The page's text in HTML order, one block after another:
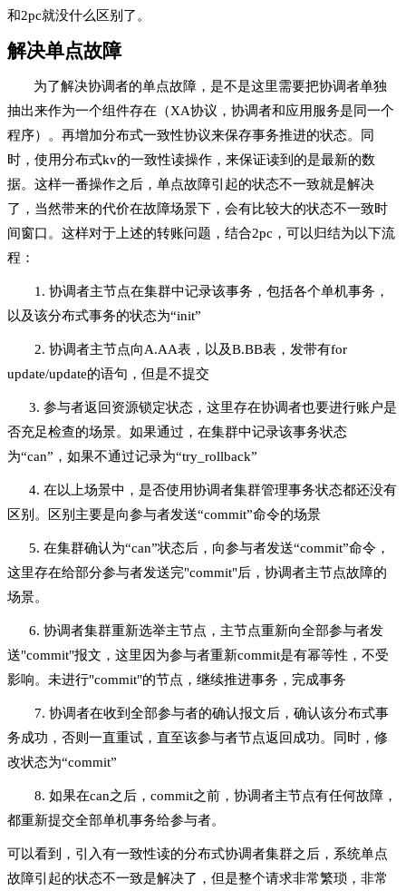
和2pc就没什么区别了。
解决单点故障
为了解决协调者的单点故障，是不是这里需要把协调者单独
抽出来作为一个组件存在（XA协议，协调者和应用服务是同一个
程序）。再增加分布式一致性协议来保存事务推进的状态。同
时，使用分布式kv的一致性读操作，来保证读到的是最新的数
据。这样一番操作之后，单点故障引起的状态不一致就是解决
了，当然带来的代价在故障场景下，会有比较大的状态不一致时
间窗口。这样对于上述的转账问题，结合2pc，可以归结为以下流
程：
1. 协调者主节点在集群中记录该事务，包括各个单机事务，
以及该分布式事务的状态为“init”
2. 协调者主节点向A.AA表，以及B.BB表，发带有for
update/update的语句，但是不提交
3. 参与者返回资源锁定状态，这里存在协调者也要进行账户是
否充足检查的场景。如果通过，在集群中记录该事务状态
为“can”，如果不通过记录为“try_rollback”
4. 在以上场景中，是否使用协调者集群管理事务状态都还没有
区别。区别主要是向参与者发送“commit”命令的场景
5. 在集群确认为“can”状态后，向参与者发送“commit”命令，
这里存在给部分参与者发送完"commit"后，协调者主节点故障的
场景。
6. 协调者集群重新选举主节点，主节点重新向全部参与者发
送"commit"报文，这里因为参与者重新commit是有幂等性，不受
影响。未进行"commit"的节点，继续推进事务，完成事务
7. 协调者在收到全部参与者的确认报文后，确认该分布式事
务成功，否则一直重试，直至该参与者节点返回成功。同时，修
改状态为“commit”
8. 如果在can之后，commit之前，协调者主节点有任何故障，
都重新提交全部单机事务给参与者。
可以看到，引入有一致性读的分布式协调者集群之后，系统单点
故障引起的状态不一致是解决了，但是整个请求非常繁琐，非常